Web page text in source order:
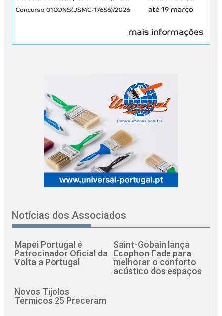
Notícias dos Associados
Mapei Portugal é
Patrocinador Oficial da
Volta a Portugal
Saint-Gobain lança
Ecophon Fade para
melhorar o conforto
acústico dos espaços
Novos Tijolos
Térmicos 25 Preceram